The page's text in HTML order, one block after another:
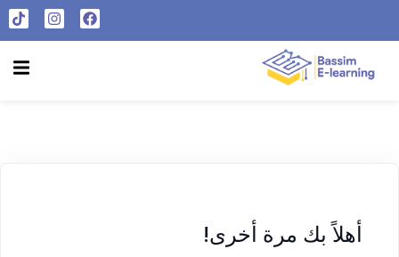
أهلاً بك مرة أخرى!
تسجيل الدخول التسجيل الآن